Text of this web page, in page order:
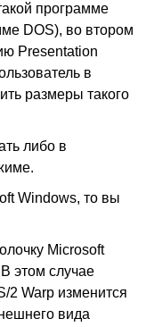
программе
DOS), во втором
Presentation
в
размеры такого
либо в
Windows, то вы
Microsoft
этом случае
2 Warp изменится
вида